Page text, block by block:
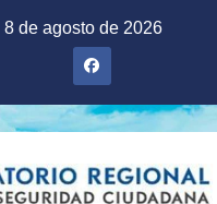
8 de agosto de 2026